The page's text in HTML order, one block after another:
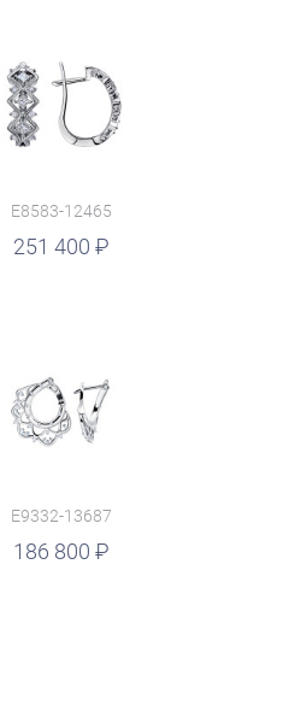
E8583-12465
251 400
E9332-13687
186 800